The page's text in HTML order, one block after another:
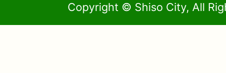
Copyright © Shiso City, All